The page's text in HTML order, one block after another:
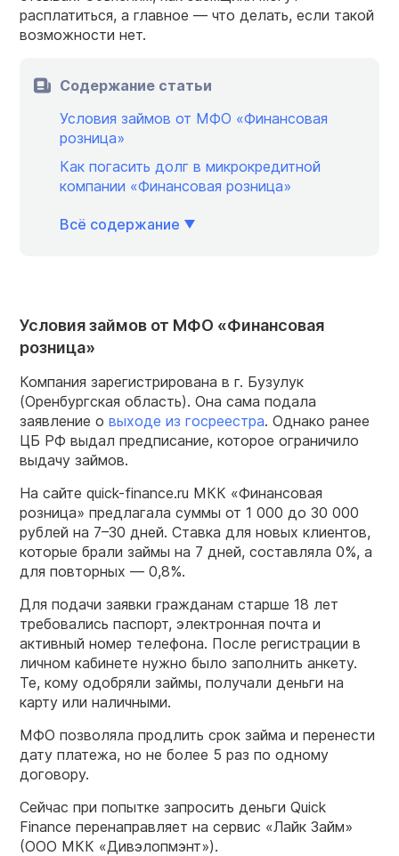
расплатиться, а главное — что делать, если такой
возможности нет.
Содержание статьи
Условия займов от МФО «Финансовая
розница»
Как погасить долг в микрокредитной
компании «Финансовая розница»
Всё содержание
Условия займов от МФО «Финансовая
розница»
Компания зарегистрирована в г. Бузулук
(Оренбургская область). Она сама подала
заявление о выходе из госреестра. Однако ранее
ЦБ РФ выдал предписание, которое ограничило
выдачу займов.
На сайте quick-finance.ru МКК «Финансовая
розница» предлагала суммы от 1 000 до 30 000
рублей на 7–30 дней. Ставка для новых клиентов,
которые брали займы на 7 дней, составляла 0%, а
для повторных — 0,8%.
Для подачи заявки гражданам старше 18 лет
требовались паспорт, электронная почта и
активный номер телефона. После регистрации в
личном кабинете нужно было заполнить анкету.
Те, кому одобряли займы, получали деньги на
карту или наличными.
МФО позволяла продлить срок займа и перенести
дату платежа, но не более 5 раз по одному
договору.
Сейчас при попытке запросить деньги Quick
Finance перенаправляет на сервис «Лайк Займ»
(ООО МКК «Дивэлопмэнт»).